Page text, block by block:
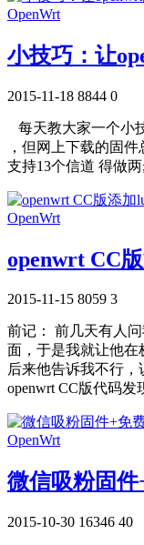
OpenWrt
小技巧：让
2015-11-18 8844 0
每天教大家一个小
，但网上下载的固
支持13个信道 得做
OpenWrt
openwrt CC
2015-11-15 8059 3
前记： 前几天有人
面，于是我就让他在
后来他告诉我不行，
openwrt CC版代码发
OpenWrt
微信吸粉固
2015-10-30 16346 40